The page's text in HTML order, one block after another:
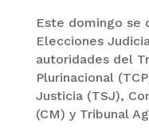
Este domingo se
Elecciones
autoridades del
Plurinacional
Justicia (TSJ),
(CM) y Tribunal